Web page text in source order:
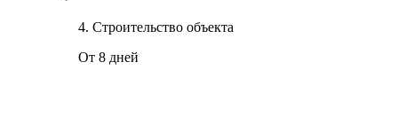
4. Строительство объекта
От 8 дней